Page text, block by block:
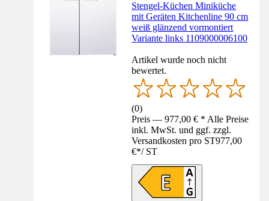
Stengel-Küchen Miniküche
mit Geräten Kitchenline 90 cm
weiß glänzend vormontiert
Variante links 1109000006100
Artikel wurde noch nicht
bewertet.
(0)
Preis — 977,00 € * Alle Preise
inkl. MwSt. und ggf. zzgl.
Versandkosten pro ST977,00
€*/ ST